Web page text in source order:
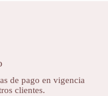
de pago en vigencia
clientes.